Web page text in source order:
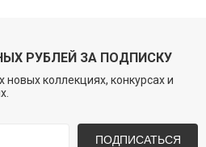
РУБЛЕЙ ЗА ПОДПИСКУ
коллекциях, конкурсах и
ПОДПИСАТЬСЯ